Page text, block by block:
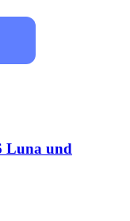
Luna und